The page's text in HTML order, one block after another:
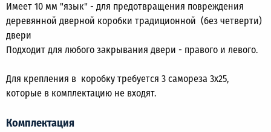
Имеет 10 мм "язык" - для предотвращения повреждения
деревянной дверной коробки традиционной (без четверти)
двери
Подходит для любого закрывания двери - правого и левого.
Для крепления в коробку требуется 3 самореза 3х25,
которые в комплектацию не входят.
Комплектация